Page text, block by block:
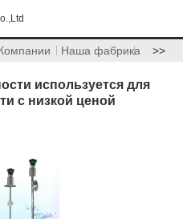
Наша фабрика >>
используется для
с низкой ценой